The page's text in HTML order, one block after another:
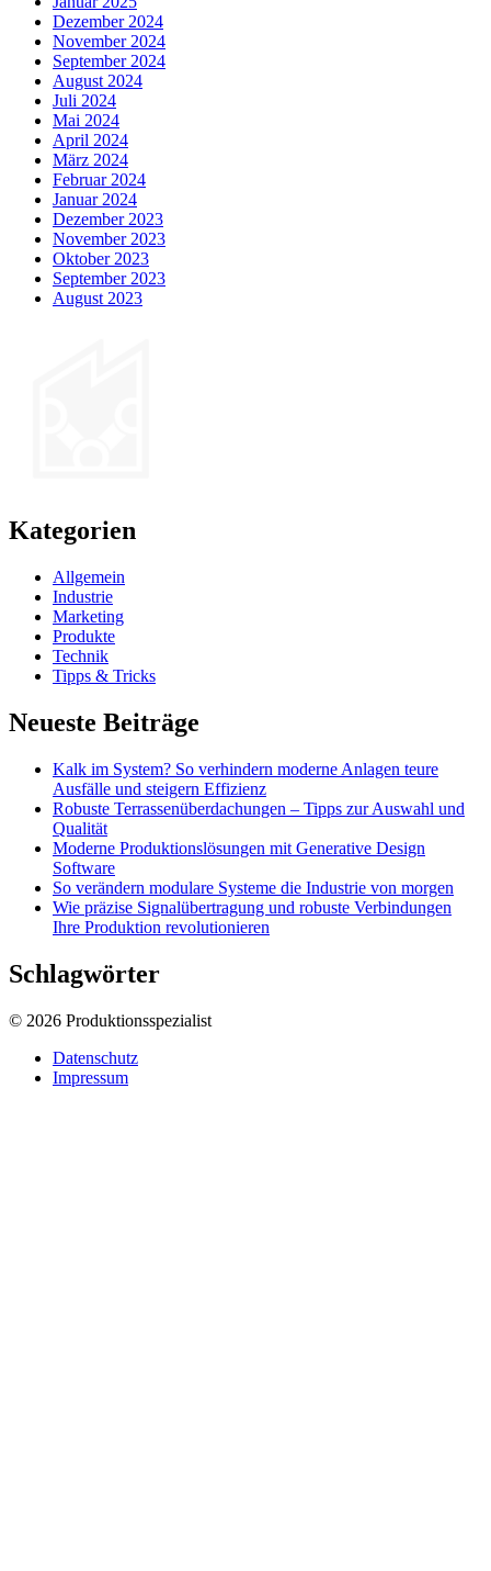
Dezember 2024
November 2024
September 2024
August 2024
Juli 2024
Mai 2024
April 2024
März 2024
Februar 2024
Januar 2024
Dezember 2023
November 2023
Oktober 2023
September 2023
August 2023
Kategorien
Allgemein
Industrie
Marketing
Produkte
Technik
Tipps & Tricks
Neueste Beiträge
Kalk im System? So verhindern moderne Anlagen teure
Ausfälle und steigern Effizienz
Robuste Terrassenüberdachungen – Tipps zur Auswahl und
Qualität
Moderne Produktionslösungen mit Generative Design
Software
So verändern modulare Systeme die Industrie von morgen
Wie präzise Signalübertragung und robuste Verbindungen
Ihre Produktion revolutionieren
Schlagwörter
© 2026 Produktionsspezialist
Datenschutz
Impressum